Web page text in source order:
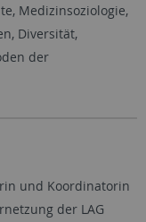
Medizinsoziologie,
Diversität,
der
und Koordinatorin
der LAG